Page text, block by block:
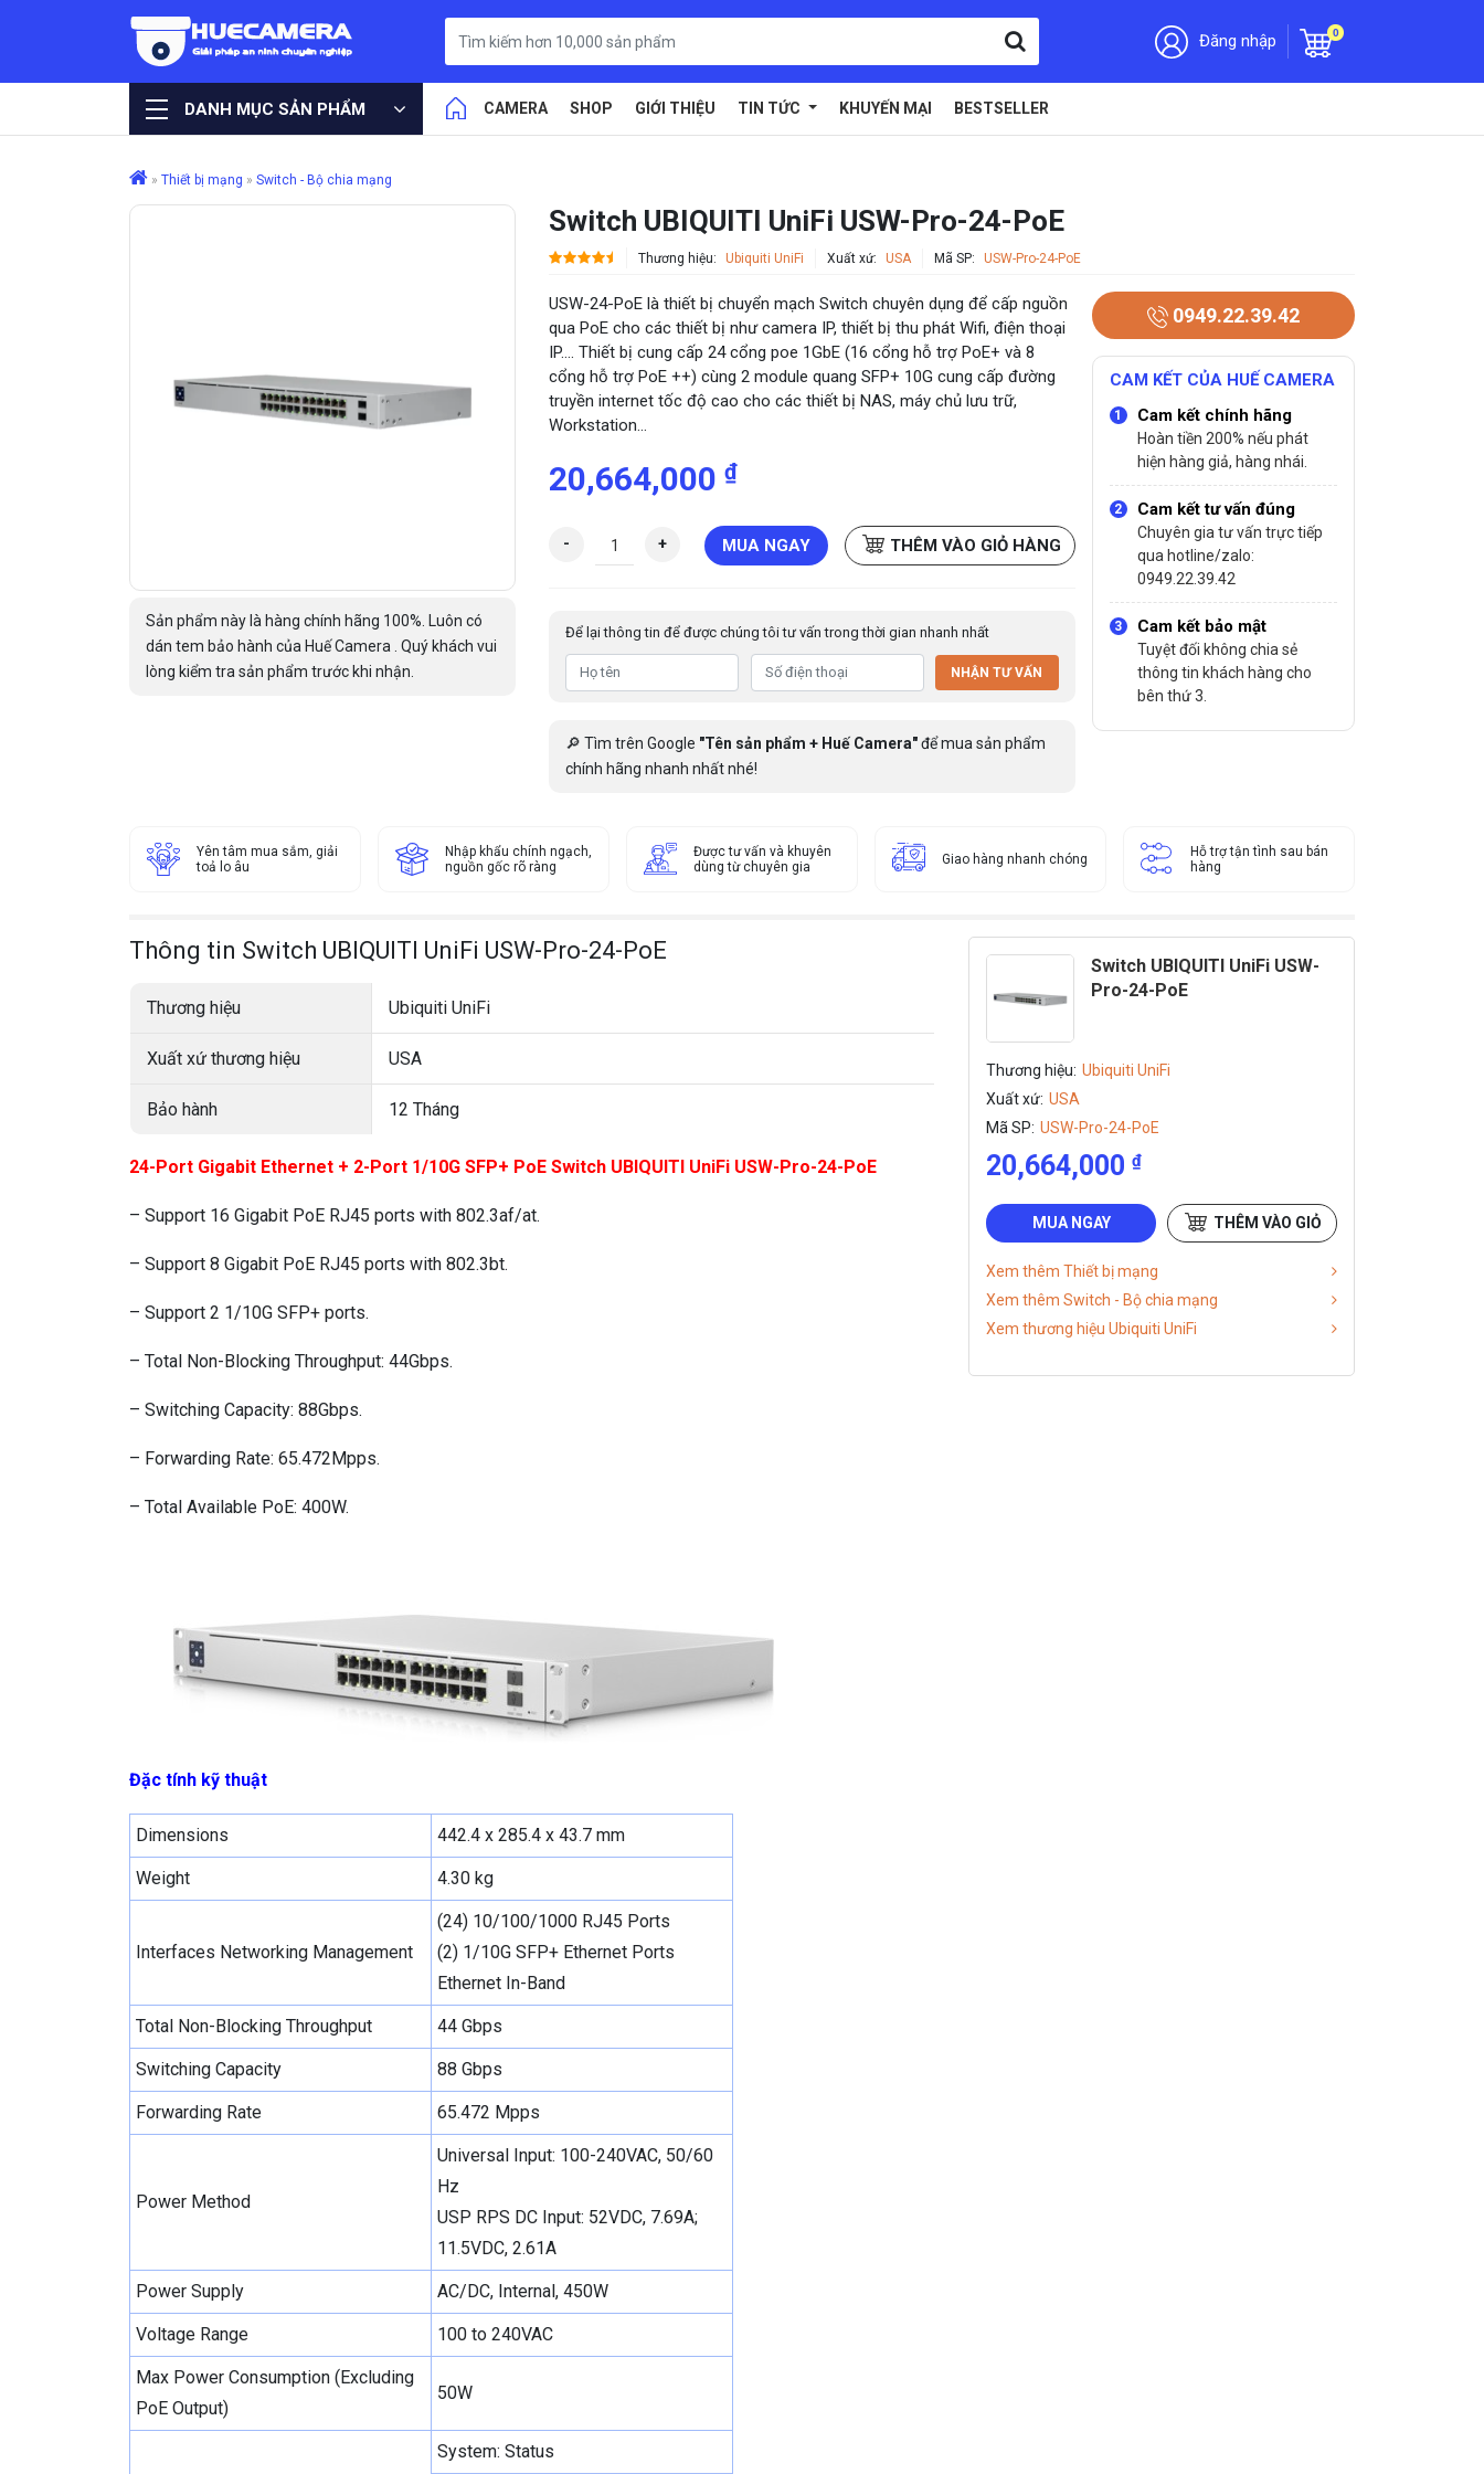
Đăng nhập 0
DANH MỤC SẢN PHẨM CAMERA SHOP GIỚI THIỆU TIN TỨC KHUYẾN MẠI BESTSELLER
» Thiết bị mạng » Switch - Bộ chia mạng
Sản phẩm này là hàng chính hãng 100%. Luôn có
dán tem bảo hành của Huế Camera . Quý khách vui
lòng kiểm tra sản phẩm trước khi nhận.
Switch UBIQUITI UniFi USW-Pro-24-PoE
Thương hiệu: Ubiquiti UniFi Xuất xứ: USA Mã SP: USW-Pro-24-PoE
USW-24-PoE là thiết bị chuyển mạch Switch chuyên dụng để cấp nguồn
qua PoE cho các thiết bị như camera IP, thiết bị thu phát Wifi, điện thoại
IP…. Thiết bị cung cấp 24 cổng poe 1GbE (16 cổng hỗ trợ PoE+ và 8
cổng hỗ trợ PoE ++) cùng 2 module quang SFP+ 10G cung cấp đường
truyền internet tốc độ cao cho các thiết bị NAS, máy chủ lưu trữ,
Workstation…
20,664,000 ₫
-
I
U
F
-
+ MUA NGAY THÊM VÀO GIỎ HÀNG
Để lại thông tin để được chúng tôi tư vấn trong thời gian nhanh nhất
NHẬN TƯ VẤN
🔎 Tìm trên Google "Tên sản phẩm + Huế Camera"để mua sản phẩm
chính hãng nhanh nhất nhé!
0949.22.39.42
CAM KẾT CỦA HUẾ CAMERA
Cam kết chính hãng
Hoàn tiền 200% nếu phát
hiện hàng giả, hàng nhái.
Cam kết tư vấn đúng
Chuyên gia tư vấn trực tiếp
qua hotline/zalo:
0949.22.39.42
Cam kết bảo mật
Tuyệt đối không chia sẻ
thông tin khách hàng cho
bên thứ 3.
Yên tâm mua sắm, giải
toả lo âu
Nhập khẩu chính ngạch,
nguồn gốc rõ ràng
Được tư vấn và khuyên
dùng từ chuyên gia
Giao hàng nhanh chóng
Hỗ trợ tận tình sau bán
hàng
Thông tin Switch UBIQUITI UniFi USW-Pro-24-PoE
Thương hiệu Ubiquiti UniFi
Xuất xứ thương hiệu USA
Bảo hành 12 Tháng
24-Port Gigabit Ethernet + 2-Port 1/10G SFP+ PoE Switch UBIQUITI UniFi USW-Pro-24-PoE
– Support 16 Gigabit PoE RJ45 ports with 802.3af/at.
– Support 8 Gigabit PoE RJ45 ports with 802.3bt.
– Support 2 1/10G SFP+ ports.
– Total Non-Blocking Throughput: 44Gbps.
– Switching Capacity: 88Gbps.
– Forwarding Rate: 65.472Mpps.
– Total Available PoE: 400W.
Đặc tính kỹ thuật
Dimensions 442.4 x 285.4 x 43.7 mm
Weight 4.30 kg
Interfaces Networking Management
(24) 10/100/1000 RJ45 Ports
(2) 1/10G SFP+ Ethernet Ports
Ethernet In-Band
Total Non-Blocking Throughput 44 Gbps
Switching Capacity 88 Gbps
Forwarding Rate 65.472 Mpps
Power Method
Universal Input: 100-240VAC, 50/60
Hz
USP RPS DC Input: 52VDC, 7.69A;
11.5VDC, 2.61A
Power Supply AC/DC, Internal, 450W
Voltage Range 100 to 240VAC
Max Power Consumption (Excluding
PoE Output)
50W
System: Status
Switch UBIQUITI UniFi USW-
Pro-24-PoE
Thương hiệu: Ubiquiti UniFi
Xuất xứ: USA
Mã SP: USW-Pro-24-PoE
20,664,000 ₫
MUA NGAY THÊM VÀO GIỎ
Xem thêm Thiết bị mạng
Xem thêm Switch - Bộ chia mạng
Xem thương hiệu Ubiquiti UniFi